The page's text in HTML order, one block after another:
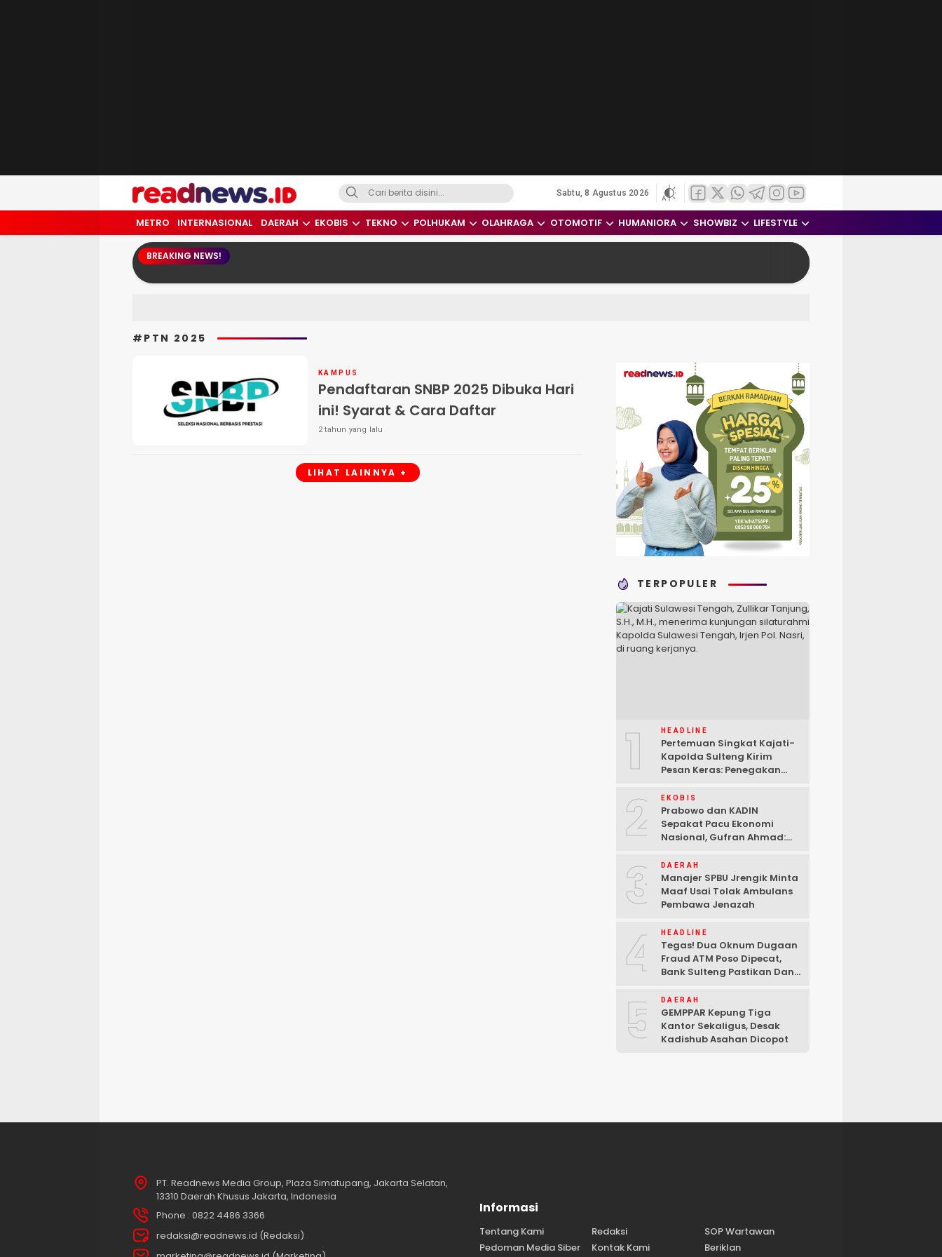
readnews.id
Berita Terkini, Update Terbaru Hari ini dari Indonesia dan Dunia
Sabtu, 8 Agustus 2026
METRO INTERNASIONAL DAERAH EKOBIS TEKNO POLHUKAM OLAHRAGA OTOMOTIF HUMANIORA SHOWBIZ LIFESTYLE
BREAKING NEWS!
#PTN 2025
KAMPUS
Pendaftaran SNBP 2025 Dibuka Hari
ini! Syarat & Cara Daftar
2 tahun yang lalu
LIHAT LAINNYA +
TERPOPULER
1 HEADLINE
Pertemuan Singkat Kajati-
Kapolda Sulteng Kirim
Pesan Keras: Penegakan
2 EKOBIS
Prabowo dan KADIN
Sepakat Pacu Ekonomi
Nasional, Gufran Ahmad:
3 DAERAH
Manajer SPBU Jrengik Minta
Maaf Usai Tolak Ambulans
Pembawa Jenazah
4 HEADLINE
Tegas! Dua Oknum Dugaan
Fraud ATM Poso Dipecat,
Bank Sulteng Pastikan Dana
5 DAERAH
GEMPPAR Kepung Tiga
Kantor Sekaligus, Desak
Kadishub Asahan Dicopot
PT. Readnews Media Group, Plaza Simatupang, Jakarta Selatan,
13310 Daerah Khusus Jakarta, Indonesia
Phone : 0822 4486 3366
redaksi@readnews.id (Redaksi)
Informasi
Tentang Kami Redaksi
SOP Wartawan
Pedoman Media Siber
Kontak Kami Beriklan